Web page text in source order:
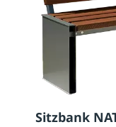
Sitzbank